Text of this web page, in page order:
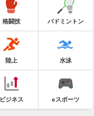
格闘技 バドミントン
陸上 水泳
ビジネス eスポーツ